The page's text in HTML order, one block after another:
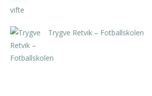
Trygve Retvik – Fotballskolen